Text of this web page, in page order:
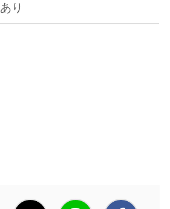
あり